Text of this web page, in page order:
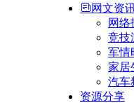
网文资
网络
竞技
军情
家居
汽车
资源分享